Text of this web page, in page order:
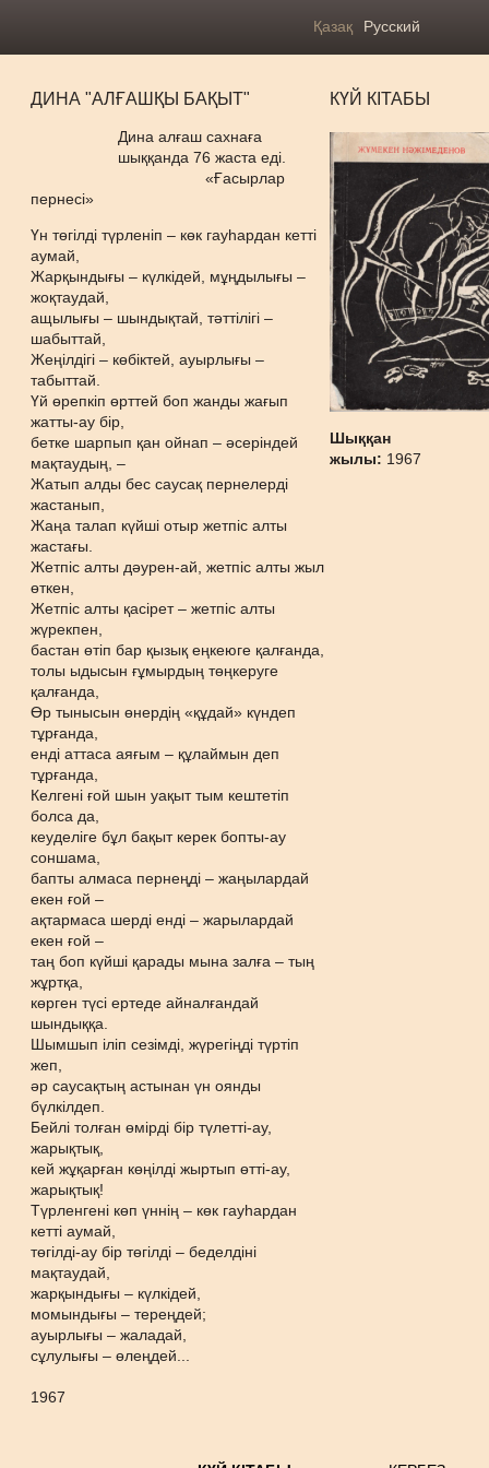
Қазақ Русский
ДИНА "АЛҒАШҚЫ БАҚЫТ"
Дина алғаш сахнаға
шыққанда 76 жаста еді.
«Ғасырлар
пернесі»
Үн төгілді түрленіп – көк гауһардан кетті
аумай,
Жарқындығы – күлкідей, мұңдылығы –
жоқтаудай,
ащылығы – шындықтай, тәттілігі –
шабыттай,
Жеңілдігі – көбіктей, ауырлығы –
табыттай.
Үй өрепкіп өрттей боп жанды жағып
жатты-ау бір,
бетке шарпып қан ойнап – әсеріндей
мақтаудың, –
Жатып алды бес саусақ пернелерді
жастанып,
Жаңа талап күйші отыр жетпіс алты
жастағы.
Жетпіс алты дәурен-ай, жетпіс алты жыл
өткен,
Жетпіс алты қасірет – жетпіс алты
жүрекпен,
бастан өтіп бар қызық еңкеюге қалғанда,
толы ыдысын ғұмырдың төңкеруге
қалғанда,
Өр тынысын өнердің «құдай» күндеп
тұрғанда,
енді аттаса аяғым – құлаймын деп
тұрғанда,
Келгені ғой шын уақыт тым кештетіп
болса да,
кеуделіге бұл бақыт керек бопты-ау
соншама,
бапты алмаса пернеңді – жаңылардай
екен ғой –
ақтармаса шерді енді – жарылардай
екен ғой –
таң боп күйші қарады мына залға – тың
жұртқа,
көрген түсі ертеде айналғандай
шындыққа.
Шымшып іліп сезімді, жүрегіңді түртіп
жеп,
әр саусақтың астынан үн оянды
бүлкілдеп.
Бейлі толған өмірді бір түлетті-ау,
жарықтық,
кей жұқарған көңілді жыртып өтті-ау,
жарықтық!
Түрленгені көп үннің – көк гауһардан
кетті аумай,
төгілді-ау бір төгілді – беделдіні
мақтаудай,
жарқындығы – күлкідей,
момындығы – тереңдей;
ауырлығы – жаладай,
сұлулығы – өлеңдей...
1967
КҮЙ КІТАБЫ
Шыққан
жылы: 1967